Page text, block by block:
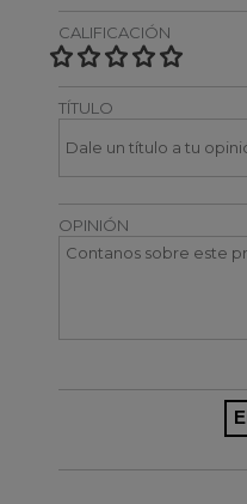
CALIFICACIÓN
TÍTULO
OPINIÓN